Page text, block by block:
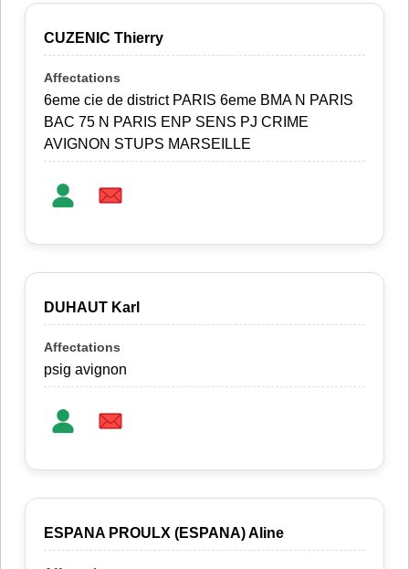
CUZENIC Thierry
6eme cie de district PARIS 6eme BMA N PARIS
BAC 75 N PARIS ENP SENS PJ CRIME
AVIGNON STUPS MARSEILLE
DUHAUT Karl
psig avignon
ESPANA PROULX (ESPANA) Aline